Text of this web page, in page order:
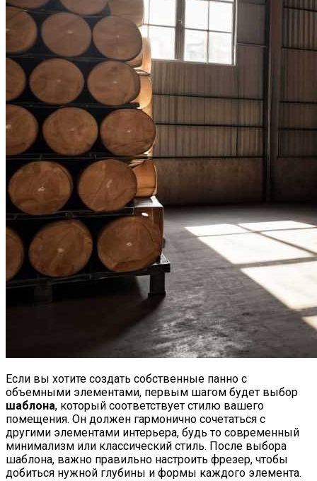
Стильные Деревянные Журнальные
Столики Для Вашего Интерьера
Полезно Ли Спать Днем?
Простая И Вкусная Рыбная Запеканка:
Рецепт Для Всей Семьи
Домашние Рогалики «Баунти»:
Бюджетный Десерт К Чаю
Если вы хотите создать собственные панно с
объемными элементами, первым шагом будет выбор
шаблона, который соответствует стилю вашего
помещения. Он должен гармонично сочетаться с
другими элементами интерьера, будь то современный
минимализм или классический стиль. После выбора
шаблона, важно правильно настроить фрезер, чтобы
добиться нужной глубины и формы каждого элемента.